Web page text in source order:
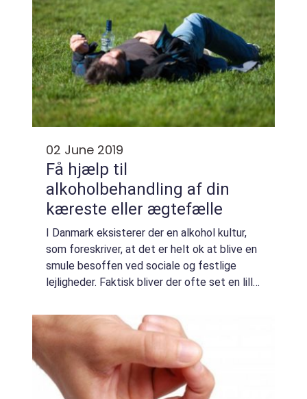
02 June 2019
Få hjælp til
alkoholbehandling af din
kæreste eller ægtefælle
I Danmark eksisterer der en alkohol kultur,
som foreskriver, at det er helt ok at blive en
smule besoffen ved sociale og festlige
lejligheder. Faktisk bliver der ofte set en lille
glas vin, eller &os...